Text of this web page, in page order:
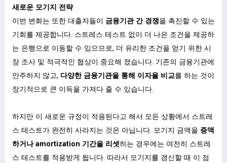
새로운 모기지 전략
이번 변화는 또한 대출자들이 금융기관 간 경쟁을 촉진할 수 있는
기회를 제공합니다. 스트레스 테스트 없이 더 나은 조건을 제공하
는 은행으로 이동할 수 있으므로, 더 유리한 조건을 얻기 위한 시
장 조사 및 적극적인 협상이 중요해 졌습니다. 기존의 금융기관에
안주하지 않고, 다양한 금융기관을 통해 이자율 비교를 하는 것이
장기적으로 큰 이득을 가져다 줄 수 있습니다.
하지만 이 새로운 규정이 적용된다고 해서 모든 상황에서 스트레
스 테스트가 완전히 사라지는 것은 아닙니다. 모기지 금액을 증액
하거나 amortization 기간을 리셋하는 경우에는 여전히 스트레
스 테스트를 적용받게 됩니다. 따라서 모기지를 갱신할 때 이 점